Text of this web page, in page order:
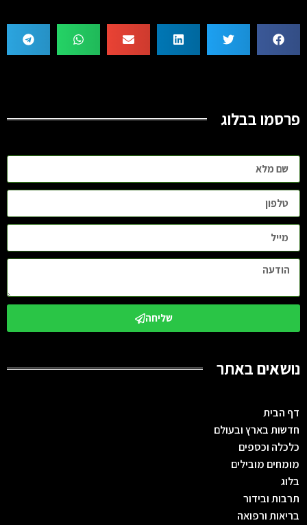
פרסמו בבלוג
שליחה
נושאים באתר
דף הבית
חדשות בארץ ובעולם
כלכלה וכספים
מומחים מובילים
בלוג
תרבות ובידור
בריאות ורפואה